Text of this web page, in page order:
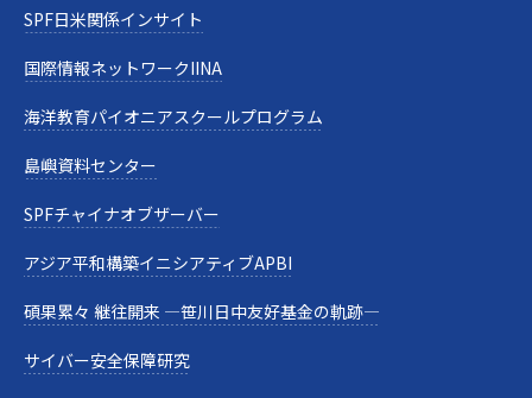
SPF日米関係インサイト
国際情報ネットワークIINA
海洋教育パイオニアスクールプログラム
島嶼資料センター
SPFチャイナオブザーバー
アジア平和構築イニシアティブAPBI
碩果累々 継往開来 —笹川日中友好基金の軌跡—
サイバー安全保障研究